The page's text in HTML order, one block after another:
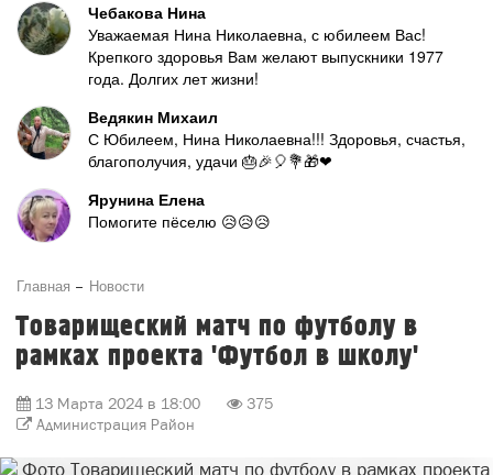
Чебакова Нина
Уважаемая Нина Николаевна, с юбилеем Вас!
Крепкого здоровья Вам желают выпускники 1977
года. Долгих лет жизни!
Ведякин Михаил
С Юбилеем, Нина Николаевна!!! Здоровья, счастья,
благополучия, удачи 🎂🎉🎈💐🎁❤
Ярунина Елена
Помогите пёселю 😥😥😥
Главная Новости
Товарищеский матч по футболу в
рамках проекта 'Футбол в школу'
13 Марта 2024 в 18:00
375
Администрация Район